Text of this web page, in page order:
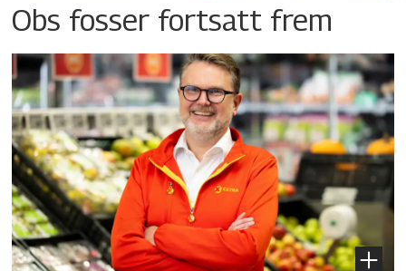
Obs fosser fortsatt frem